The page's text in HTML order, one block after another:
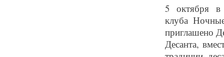
5 октября в
клуба
приглашено
Десанта,